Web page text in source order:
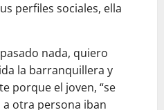
perfiles sociales, ella
nada, quiero
la barranquillera y
porque el joven, “se
a otra persona iban